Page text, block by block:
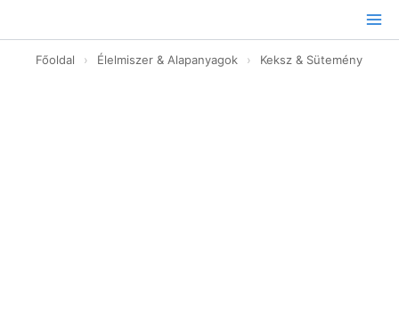
tartalomhoz
Főoldal › Élelmiszer & Alapanyagok › Keksz & Sütemény